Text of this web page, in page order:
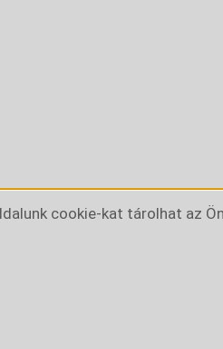
cookie-kat tárolhat